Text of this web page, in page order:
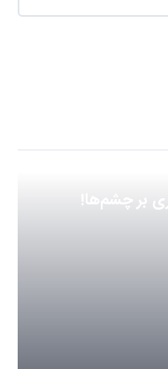
بر چشم‌ها!